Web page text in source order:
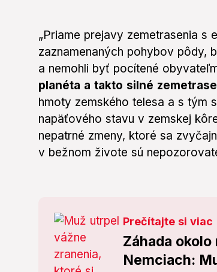
„Priame prejavy zemetrasenia s
zaznamenaných pohybov pôdy,
a nemohli byť pocítené
planéta a takto silné
hmoty zemského telesa a s tým
napäťového stavu v zemskej
nepatrné zmeny, ktoré sa
v bežnom živote sú
Prečítajte si viac
Záhada
Nemciach: